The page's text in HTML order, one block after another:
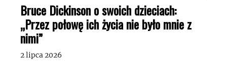
Bruce Dickinson o swoich dzieciach:
„Przez połowę ich życia nie było mnie z
nimi”
2 lipca 2026